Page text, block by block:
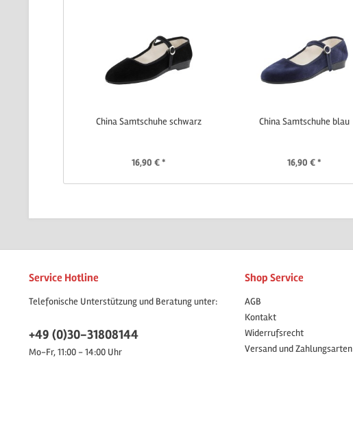
China Samtschuhe schwarz
16,90 € *
China Samtschuhe blau
16,90 € *
Service Hotline
Telefonische Unterstützung und Beratung unter:
+49 (0)30-31808144
Mo-Fr, 11:00 - 14:00 Uhr
Shop Service
AGB
Kontakt
Widerrufsrecht
Versand und Zahlungsarten